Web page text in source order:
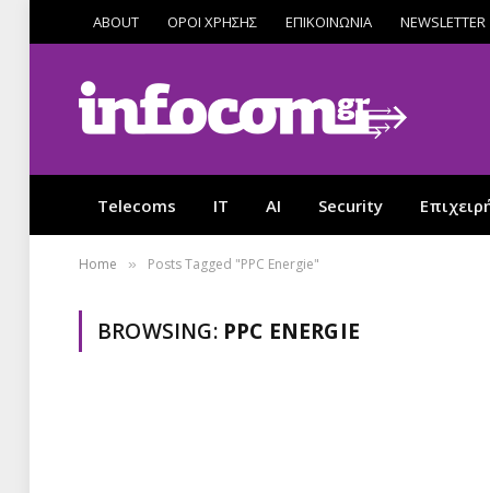
ABOUT ΟΡΟΙ ΧΡΗΣΗΣ ΕΠΙΚΟΙΝΩΝΙΑ NEWSLETTER
Telecoms IT AI Security
Home » Posts Tagged "PPC Energie"
BROWSING: PPC ENERGIE